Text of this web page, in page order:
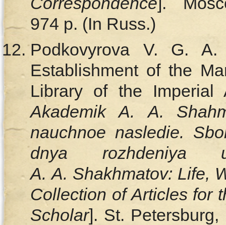
974 p. (In Russ.)
Podkovyrova V. G.
Establishment of the
Library of the Imperial
Akademik A. A.
nauchnoe nasledie.
dnya rozhdeniya
A. A. Shakhmatov: Life,
Collection of Articles for
Scholar]. St. Petersburg,